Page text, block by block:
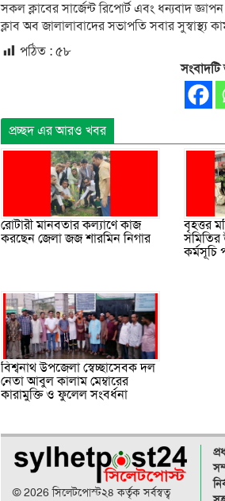
সকল ক্লাবের সার্জেন্ট রিপোর্ট এবং ধন্যবাদ
ক্লাব অব জালালাবাদের সভাপতি সবার সুস্বাস্থ্য
পঠিত : ৫৮
প্রচ্ছদ এর আরও খবর
রোটারী মানবতার কল্যাণে কাজ
করছেন জেলা জজ শারমিন নিগার
বৃহত্তর
কর্মসূচি
বিশ্বনাথ উপজেলা স্বেচ্ছাসেবক দল
নেতা আবুল কালাম মেম্বারের
কারামুক্তি ও ফুলেল সংবর্ধনা
© 2026 সিলেটপোস্ট২৪ কর্তৃক সর্বস্বত্ব